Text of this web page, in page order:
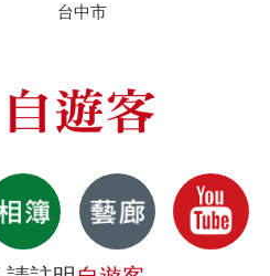
台中市